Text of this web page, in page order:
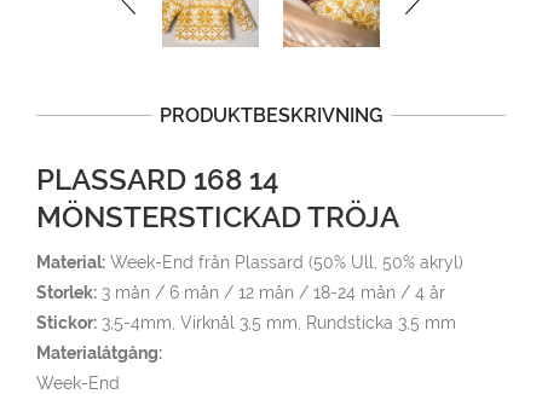
PRODUKTBESKRIVNING
PLASSARD 168 14
MÖNSTERSTICKAD TRÖJA
Material: Week-End från Plassard (50% Ull, 50% akryl)
Storlek: 3 mån / 6 mån / 12 mån / 18-24 mån / 4 år
Stickor: 3,5-4mm, Virknål 3,5 mm, Rundsticka 3,5 mm
Materialåtgång:
Week-End